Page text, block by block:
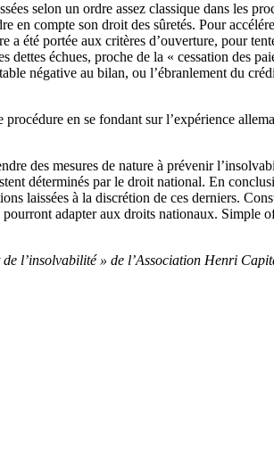
selon un ordre assez classique dans les
en compte son droit des sûretés. Pour
été portée aux critères d’ouverture, pour
échues, proche de la « cessation des
négative au bilan, ou l’ébranlement du
en se fondant sur l’expérience
des mesures de nature à prévenir
déterminés par le droit national. En
laissées à la discrétion de ces derniers.
adapter aux droits nationaux. Simple
l’insolvabilité » de l’Association Henri